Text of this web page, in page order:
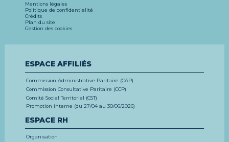
Mentions légales
Politique de confidentialité
Crédits
Plan du site
Gestion des cookies
ESPACE AFFILIÉS
Commission Administrative Paritaire (CAP)
Commission Consultative Paritaire (CCP)
Comité Social Territorial (CST)
Promotion interne (du 27/04 au 30/06/2026)
ESPACE RH
Organisation